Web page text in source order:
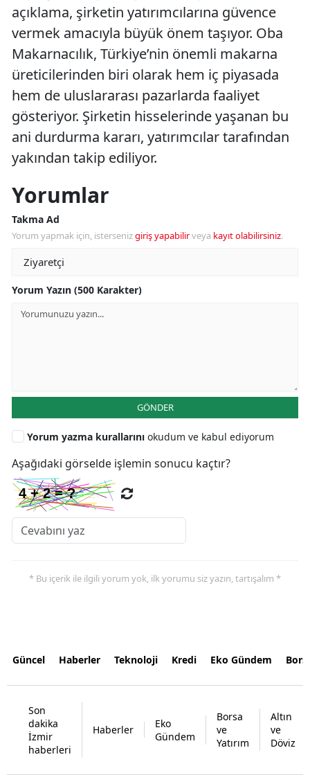
açıklama, şirketin yatırımcılarına güvence
vermek amacıyla büyük önem taşıyor. Oba
Makarnacılık, Türkiye’nin önemli makarna
üreticilerinden biri olarak hem iç piyasada
hem de uluslararası pazarlarda faaliyet
gösteriyor. Şirketin hisselerinde yaşanan bu
ani durdurma kararı, yatırımcılar tarafından
yakından takip ediliyor.
Yorumlar
Takma Ad
Yorum yapmak için, istersenizgiriş yapabilirveya kayıt olabilirsiniz.
Yorum Yazın (500 Karakter)
GÖNDER
Yorum yazma kurallarını okudum ve kabul ediyorum
Aşağıdaki görselde işlemin sonucu kaçtır?
* Bu içerik ile ilgili yorum yok, ilk yorumu siz yazın, tartışalım *
Güncel Haberler Teknoloji Kredi Eko Gündem
Son
dakika
İzmir
haberleri
Haberler
Eko
Gündem
Borsa
ve
Yatırım
Altın
ve
Döviz